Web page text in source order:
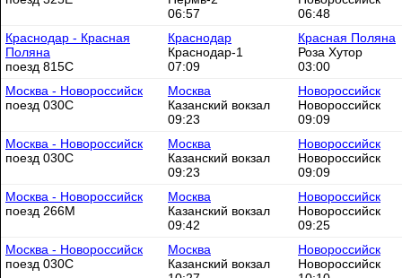
06:57
06:48
Краснодар - Красная
Поляна
поезд 815С
Краснодар
Краснодар-1
07:09
Красная Поляна
Роза Хутор
03:00
Москва - Новороссийск
поезд 030С
Москва
Казанский вокзал
09:23
Новороссийск
Новороссийск
09:09
Москва - Новороссийск
поезд 030С
Москва
Казанский вокзал
09:23
Новороссийск
Новороссийск
09:09
Москва - Новороссийск
поезд 266М
Москва
Казанский вокзал
09:42
Новороссийск
Новороссийск
09:25
Москва - Новороссийск
поезд 030С
Москва
Казанский вокзал
Новороссийск
Новороссийск